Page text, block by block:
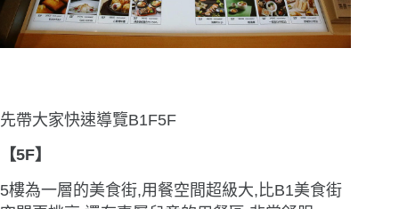
先帶大家快速導覽B1F5F
【5F】
5樓為一層的美食街,用餐空間超級大,比B1美食街